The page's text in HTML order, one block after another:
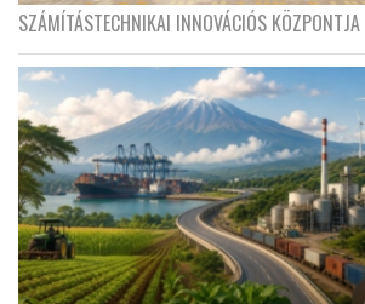
SZÁMÍTÁSTECHNIKAI INNOVÁCIÓS KÖZPONTJA